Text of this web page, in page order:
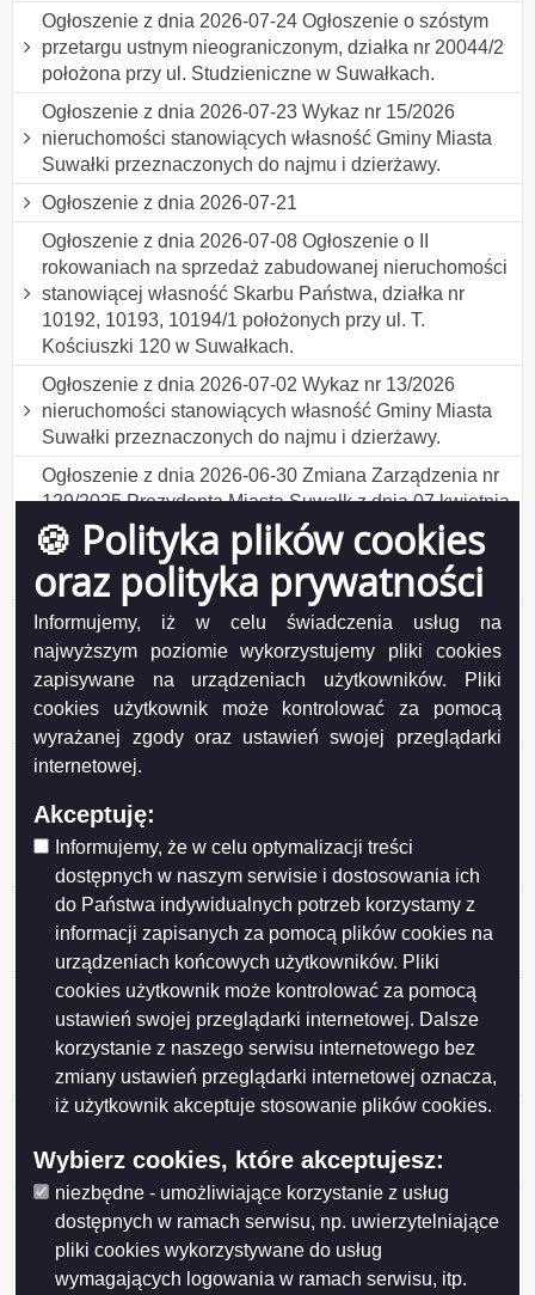
🍪 Polityka plików cookies
oraz polityka prywatności
Informujemy, iż w celu świadczenia usług na
najwyższym poziomie wykorzystujemy pliki cookies
zapisywane na urządzeniach użytkowników. Pliki
cookies użytkownik może kontrolować za pomocą
wyrażanej zgody oraz ustawień swojej przeglądarki
internetowej.
Akceptuję:
Informujemy, że w celu optymalizacji treści
dostępnych w naszym serwisie i dostosowania ich
do Państwa indywidualnych potrzeb korzystamy z
informacji zapisanych za pomocą plików cookies na
urządzeniach końcowych użytkowników. Pliki
cookies użytkownik może kontrolować za pomocą
ustawień swojej przeglądarki internetowej. Dalsze
korzystanie z naszego serwisu internetowego bez
zmiany ustawień przeglądarki internetowej oznacza,
iż użytkownik akceptuje stosowanie plików cookies.
Wybierz cookies, które akceptujesz:
niezbędne - umożliwiające korzystanie z usług
dostępnych w ramach serwisu, np. uwierzytelniające
pliki cookies wykorzystywane do usług
wymagających logowania w ramach serwisu, itp.
Ogłoszenie z dnia 2026-07-24 Ogłoszenie o szóstym
przetargu ustnym nieograniczonym, działka nr 20044/2
położona przy ul. Studzieniczne w Suwałkach.
Ogłoszenie z dnia 2026-07-23 Wykaz nr 15/2026
nieruchomości stanowiących własność Gminy Miasta
Suwałki przeznaczonych do najmu i dzierżawy.
Ogłoszenie z dnia 2026-07-21
Ogłoszenie z dnia 2026-07-08 Ogłoszenie o II
rokowaniach na sprzedaż zabudowanej nieruchomości
stanowiącej własność Skarbu Państwa, działka nr
10192, 10193, 10194/1 położonych przy ul. T.
Kościuszki 120 w Suwałkach.
Ogłoszenie z dnia 2026-07-02 Wykaz nr 13/2026
nieruchomości stanowiących własność Gminy Miasta
Suwałki przeznaczonych do najmu i dzierżawy.
Ogłoszenie z dnia 2026-06-30 Zmiana Zarządzenia nr
129/2025 Prezydenta Miasta Suwałk z dnia 07 kwietnia
2025 r. w sprawie ustalenia formularza wniosku o
udzielenie bonifikaty w ramach programu "Działki
budowlane dla młodych w Suwałkach" .
Ogłoszenie z dnia 2026-06-17 Wykaz nieruchomości
stanowiącej własność Miasta Suwałk przeznaczonej
do sprzedaży w drodze przetargu ustnego
nieograniczonego (działki nr 35877, 35878, 35879,
35880, 35881/2, 35882/1)..
Ogłoszenie z dnia 2026-06-17 Wykaz nieruchomości
przeznaczonych do sprzedaży w drodze przetargu
ustnego nieograniczonego (działka nr 11581/4,
11579/3, 11580/2, 11577).
Ogłoszenie z dnia 2026-06-16 Wykaz nr 12/2026
nieruchomości stanowiących własność Gminy Miasta
Suwałki przeznaczonych do najmu i dzierżawy.
Ogłoszenie z dnia 2026-06-10 Wykaz lokali
stanowiących własność Miasta Suwałk
przeznaczonych do sprzedaży w drodze
bezprzetargowej na rzecz najemców.
Ogłoszenie z dnia 2026-05-28 Wykaz nr 11/2026
Suwałki przeznaczonych do najmu i dzierżawy.
Ogłoszenie z dnia 2026-05-27 Wykaz nieruchomości
stanowiących własność Miasta Suwałk
przeznaczonych do sprzedaży w drodze
bezprzetargowej na rzecz dotychczasowego